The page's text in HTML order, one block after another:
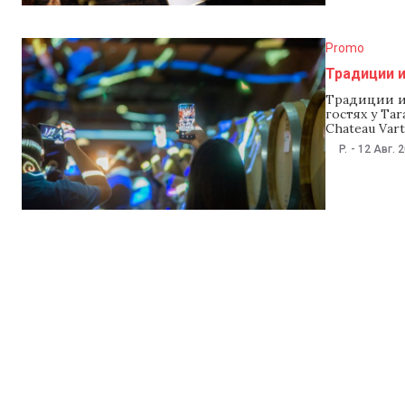
Promo
Традиции
Традиции
гостях у
Chateau
P. - 12 Авг.